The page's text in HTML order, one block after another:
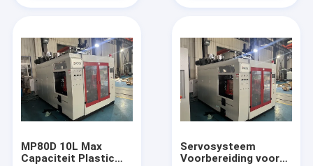
MP80D 10L Max
Capaciteit Plastic
Servosysteem
Voorbereiding voor